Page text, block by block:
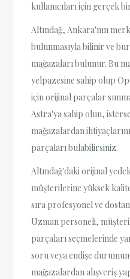
kullanıcıları için gerçek
Altındağ, Ankara'nın
bulunmasıyla bilinir ve
mağazaları bulunur. Bu
yelpazesine sahip olup
için orijinal parçalar
Astra'ya sahip olun,
mağazalardan
parçaları bulabilirsiniz.
Altındağ'daki orijinal
müşterilerine yüksek
sıra profesyonel ve
Uzman personeli,
parçaları seçmelerinde
soru veya endişe
mağazalardan alışveriş